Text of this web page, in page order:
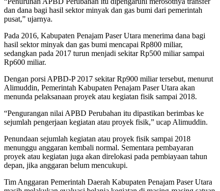
dan dana bagi hasil sektor minyak dan gas bumi dari pemerintah
pusat,” ujarnya.
Pada 2016, Kabupaten Penajam Paser Utara menerima dana bagi
hasil sektor minyak dan gas bumi mencapai Rp800 miliar,
sedangkan pada 2017 turun menjadi sekitar Rp500 miliar sampai
Rp600 miliar.
Dengan porsi APBD-P 2017 sekitar Rp900 miliar tersebut, menurut
Alimuddin, Pemerintah Kabupaten Penajam Paser Utara akan
menunda pelaksanaan proyek atau kegiatan fisik sampai 2018.
“Pengurangan nilai APBD Perubahan itu dipastikan berimbas ke
sejumlah pengerjaan kegiatan atau proyek fisik,” ucap Alimuddin.
Penundaan sejumlah kegiatan atau proyek fisik sampai 2018
menunggu anggaran kembali normal. Sementara pembayaran
proyek atau kegiatan juga akan direlokasi pada pembiayaan tahun
depan, jika anggaran belum mencukupi.
Tim Anggaran Pemerintah Daerah Kabupaten Penajam Paser Utara